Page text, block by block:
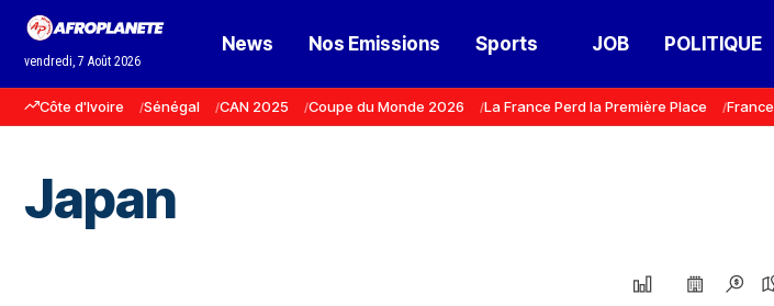
vendredi, 7 Août 2026
News Nos Emissions Sports JOB POLITIQUE
Côte d'Ivoire Sénégal CAN 2025 Coupe du Monde 2026 La France Perd la Première Place France
Japan